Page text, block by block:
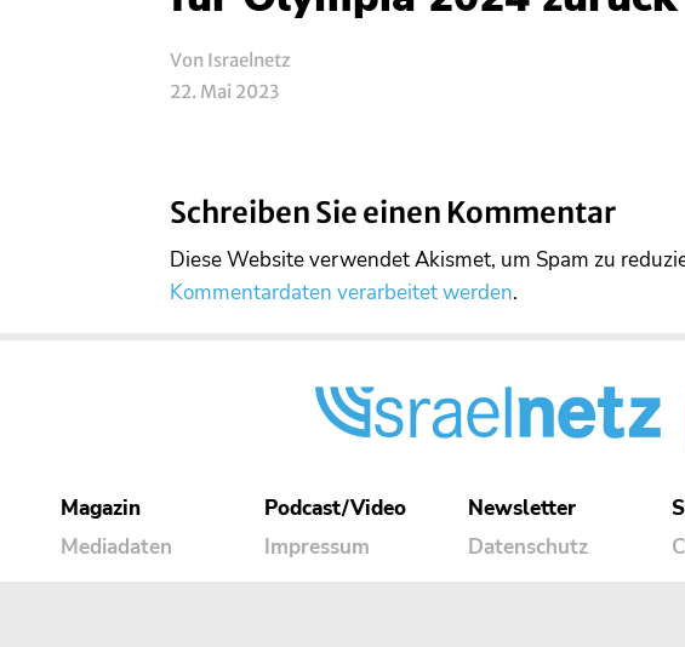
Von Israelnetz
22. Mai 2023
Schreiben Sie einen Kommentar
Diese Website verwendet Akismet, um Spam zu
Kommentardaten verarbeitet werden.
Magazin
Mediadaten
Podcast/Video
Impressum
Newsletter
Datenschutz